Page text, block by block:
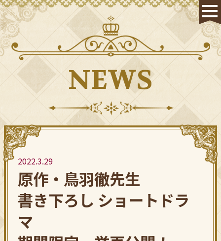
NEWS
2022.3.29
原作・鳥羽徹先生
書き下ろし ショートドラ
マ
HOME
NEWS
STAFF & CAST
ON AIR
STORY
Blu-ray
MUSIC